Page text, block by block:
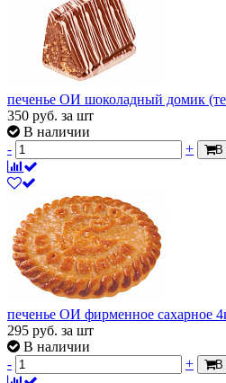
печенье ОИ шоколадный домик
350 руб. за шт
В наличии
-
+ В
печенье ОИ фирменное сахарное
295 руб. за шт
В наличии
-
+ В